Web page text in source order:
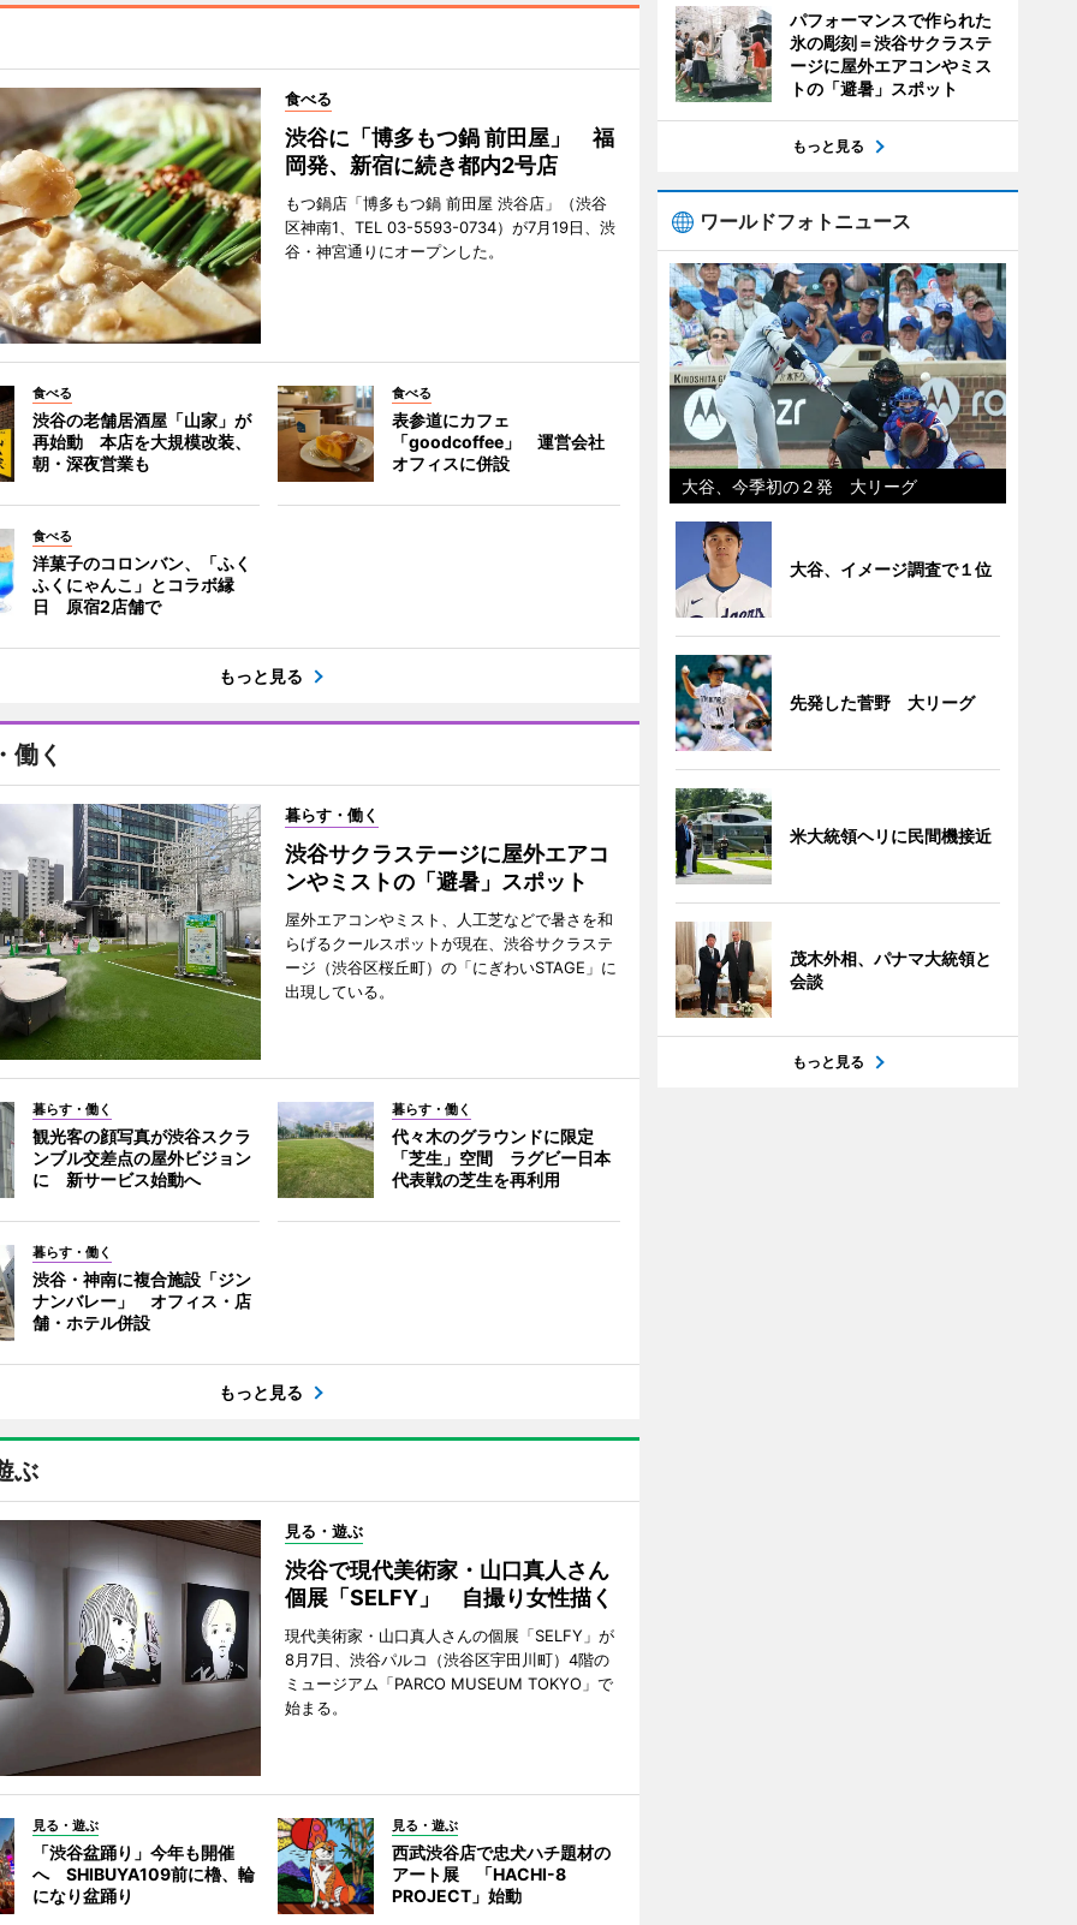
食べる
渋谷に「博多もつ鍋 前田屋」 福
岡発、新宿に続き都内2号店
もつ鍋店「博多もつ鍋 前田屋 渋谷店」（渋谷
区神南1、TEL 03-5593-0734）が7月19日、渋
谷・神宮通りにオープンした。
食べる
渋谷の老舗居酒屋「山家」が
再始動 本店を大規模改装、
朝・深夜営業も
食べる
表参道にカフェ
「goodcoffee」 運営会社
オフィスに併設
食べる
洋菓子のコロンバン、「ふく
ふくにゃんこ」とコラボ縁
日 原宿2店舗で
もっと見る
働く
暮らす・働く
渋谷サクラステージに屋外エアコ
ンやミストの「避暑」スポット
屋外エアコンやミスト、人工芝などで暑さを和
らげるクールスポットが現在、渋谷サクラステ
ージ（渋谷区桜丘町）の「にぎわいSTAGE」に
出現している。
暮らす・働く
観光客の顔写真が渋谷スクラ
ンブル交差点の屋外ビジョン
に 新サービス始動へ
暮らす・働く
代々木のグラウンドに限定
「芝生」空間 ラグビー日本
代表戦の芝生を再利用
暮らす・働く
渋谷・神南に複合施設「ジン
ナンバレー」 オフィス・店
舗・ホテル併設
もっと見る
ぶ
見る・遊ぶ
渋谷で現代美術家・山口真人さん
個展「SELFY」 自撮り女性描く
現代美術家・山口真人さんの個展「SELFY」が
8月7日、渋谷パルコ（渋谷区宇田川町）4階の
ミュージアム「PARCO MUSEUM TOKYO」で
始まる。
見る・遊ぶ
「渋谷盆踊り」今年も開催
へ SHIBUYA109前に櫓、輪
になり盆踊り
見る・遊ぶ
西武渋谷店で忠犬ハチ題材の
アート展 「HACHI-8
PROJECT」始動
パフォーマンスで作られた
氷の彫刻＝渋谷サクラステ
ージに屋外エアコンやミス
トの「避暑」スポット
もっと見る
ワールドフォトニュース
大谷、今季初の２発 大リーグ
大谷、イメージ調査で１位
先発した菅野 大リーグ
米大統領ヘリに民間機接近
茂木外相、パナマ大統領と
会談
もっと見る